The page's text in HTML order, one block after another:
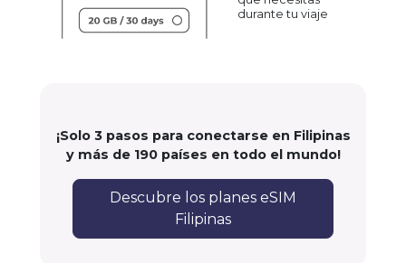
durante tu viaje
¡Solo 3 pasos para conectarse en Filipinas
y más de 190 países en todo el mundo!
Descubre los planes eSIM
Filipinas